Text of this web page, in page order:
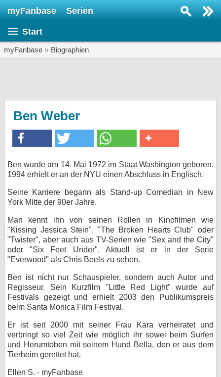
myFanbase Serien
Start
myFanbase » Biographien
Ben Weber
Ben wurde am 14. Mai 1972 im Staat Washington geboren.
1994 erhielt er an der NYU einen Abschluss in Englisch.
Seine Karriere begann als Stand-up Comedian in New
York Mitte der 90er Jahre.
Man kennt ihn von seinen Rollen in Kinofilmen wie
"Kissing Jessica Stein", "The Broken Hearts Club" oder
"Twister", aber auch aus TV-Serien wie "Sex and the City"
oder "Six Feet Under". Aktuell ist er in der Serie
"Everwood" als Chris Beels zu sehen.
Ben ist nicht nur Schauspieler, sondern auch Autor und
Regisseur. Sein Kurzfilm "Little Red Light" wurde auf
Festivals gezeigt und erhielt 2003 den Publikumspreis
beim Santa Monica Film Festival.
Er ist seit 2000 mit seiner Frau Kara verheiratet und
verbringt so viel Zeit wie möglich ihr sowei beim Surfen
und Herumtoben mit seinem Hund Bella, den er aus dem
Tierheim gerettet hat.
Ellen S. - myFanbase
Veranstaltungen
KULTUR
Specials
SERVICE
Gewinnspiele
bei X
bei Facebook
Kontakt
Nutzungsbedingungen
Datenschutz